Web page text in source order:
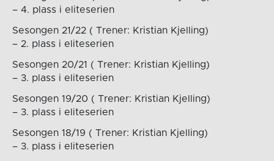
– 4. plass i eliteserien
Sesongen 21/22 ( Trener: Kristian Kjelling)
– 2. plass i eliteserien
Sesongen 20/21 ( Trener: Kristian Kjelling)
– 3. plass i eliteserien
Sesongen 19/20 ( Trener: Kristian Kjelling)
– 3. plass i eliteserien
Sesongen 18/19 ( Trener: Kristian Kjelling)
– 3. plass i eliteserien